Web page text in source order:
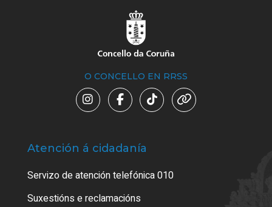
O CONCELLO EN RRSS
Atención á cidadanía
Servizo de atención telefónica 010
Suxestións e reclamacións